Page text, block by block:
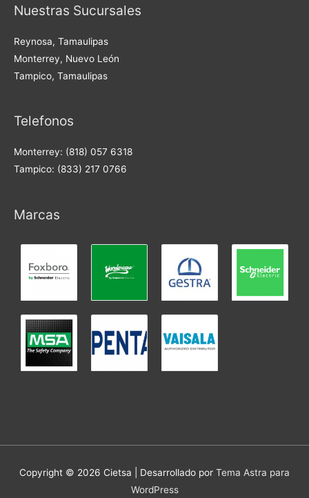
Nuestras Sucursales
Reynosa, Tamaulipas
Monterrey, Nuevo León
Tampico, Tamaulipas
Telefonos
Monterrey: (818) 057 6318
Tampico: (833) 217 0766
Marcas
Copyright © 2026 Cietsa | Desarrollado por Tema Astra para
WordPress